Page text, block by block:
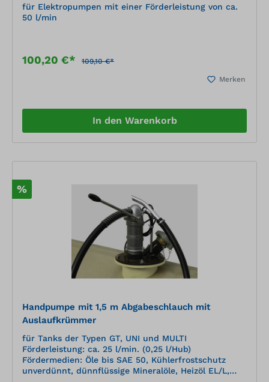
für Elektropumpen mit einer Förderleistung von ca.
50 l/min
100,20 €* 109,10 €*
Merken
In den Warenkorb
%
Handpumpe mit 1,5 m Abgabeschlauch mit
Auslaufkrümmer
für Tanks der Typen GT, UNI und MULTI
Förderleistung: ca. 25 l/min. (0,25 l/Hub)
Fördermedien: Öle bis SAE 50, Kühlerfrostschutz
unverdünnt, dünnflüssige Mineralöle, Heizöl EL/L,